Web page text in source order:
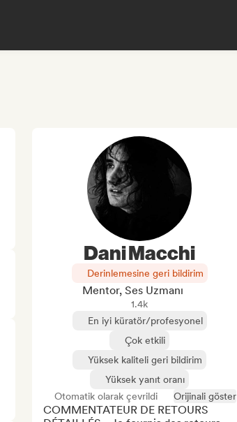
Dani Macchi
Derinlemesine geri bildirim
Mentor, Ses Uzmanı
1.4k
En iyi küratör/profesyonel
Çok etkili
Yüksek kaliteli geri bildirim
Yüksek yanıt oranı
Otomatik olarak çevrildi
Orijinali göster
COMMENTATEUR DE RETOURS